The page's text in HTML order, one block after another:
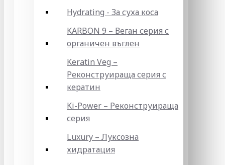
Hydrating - За суха коса
KARBON 9 – Веган серия с
органичен въглен
Keratin Veg –
Реконструираща серия с
кератин
Ki-Power – Реконструираща
серия
Luxury – Луксозна
хидратация